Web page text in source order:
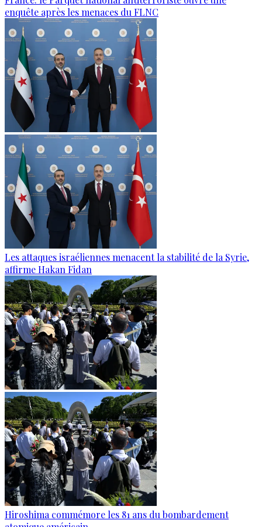
enquête après les menaces du FLNC
Les attaques israéliennes menacent la stabilité de la Syrie,
affirme Hakan Fidan
Hiroshima commémore les 81 ans du bombardement